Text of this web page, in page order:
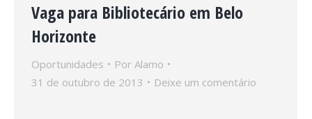
Vaga para Bibliotecário em Belo
Horizonte
Oportunidades Por Alamo
31 de outubro de 2013
Deixe um comentário